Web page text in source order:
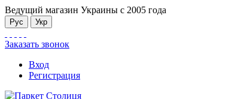
Ведущий магазин Украины с 2005 года
Рус Укр
Заказать звонок
Вход
Регистрация